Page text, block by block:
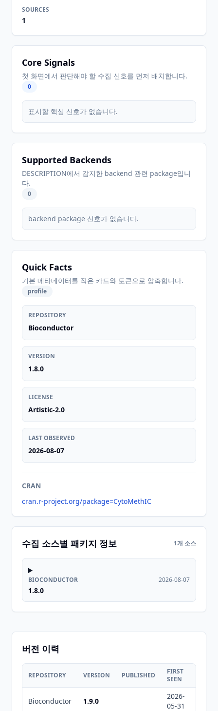
SOURCES
1
Core Signals
첫 화면에서 판단해야 할 수집 신호를 먼저 배치합니다.
0
표시할 핵심 신호가 없습니다.
Supported Backends
DESCRIPTION에서 감지한 backend 관련 package입니
다.
0
backend package 신호가 없습니다.
Quick Facts
기본 메타데이터를 작은 카드와 토큰으로 압축합니다.
profile
REPOSITORY
Bioconductor
VERSION
1.8.0
LICENSE
Artistic-2.0
LAST OBSERVED
2026-08-07
CRAN
cran.r-project.org/package=CytoMethIC
수집 소스별 패키지 정보 1개 소스
BIOCONDUCTOR
1.8.0
2026-08-07
버전 이력
REPOSITORY VERSION PUBLISHED
FIRST
SEEN
Bioconductor 1.9.0
2026-
05-31